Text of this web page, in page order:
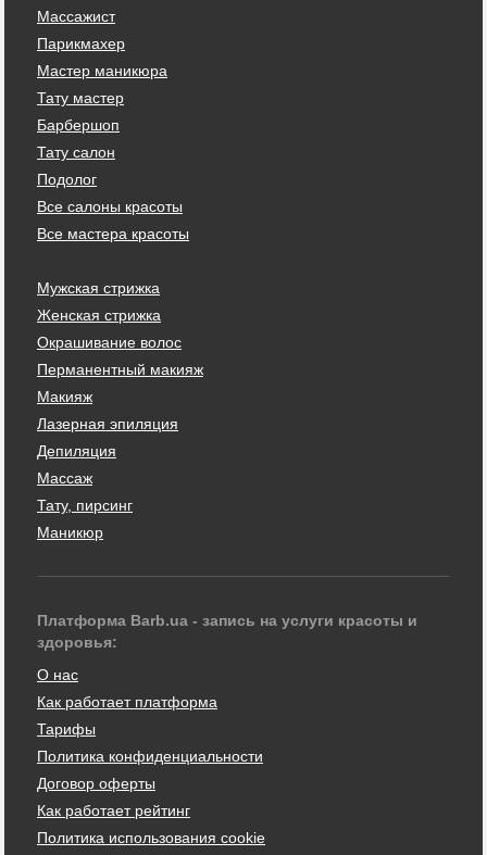
Массажист
Парикмахер
Мастер маникюра
Тату мастер
Барбершоп
Тату салон
Подолог
Все салоны красоты
Все мастера красоты
Мужская стрижка
Женская стрижка
Окрашивание волос
Перманентный макияж
Макияж
Лазерная эпиляция
Депиляция
Массаж
Тату, пирсинг
Маникюр
Платформа Barb.ua - запись на услуги красоты и
здоровья:
О нас
Как работает платформа
Тарифы
Политика конфиденциальности
Договор оферты
Как работает рейтинг
Политика использования cookie